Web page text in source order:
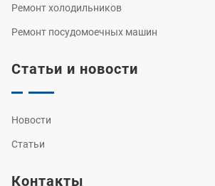
Ремонт холодильников
Ремонт посудомоечных машин
Статьи и новости
Новости
Статьи
Контакты